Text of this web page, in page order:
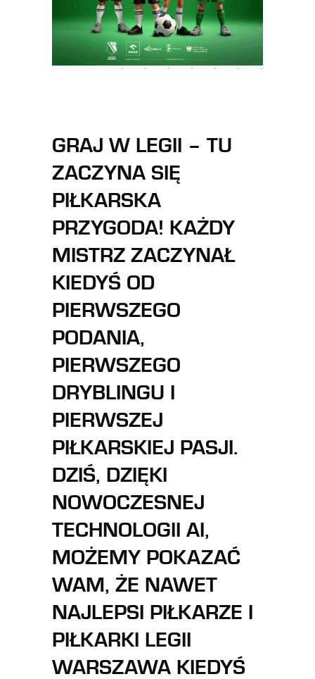
GRAJ W LEGII – TU
ZACZYNA SIĘ
PIŁKARSKA
PRZYGODA! KAŻDY
MISTRZ ZACZYNAŁ
KIEDYŚ OD
PIERWSZEGO
PODANIA,
PIERWSZEGO
DRYBLINGU I
PIERWSZEJ
PIŁKARSKIEJ PASJI.
DZIŚ, DZIĘKI
NOWOCZESNEJ
TECHNOLOGII AI,
MOŻEMY POKAZAĆ
WAM, ŻE NAWET
NAJLEPSI PIŁKARZE I
PIŁKARKI LEGII
WARSZAWA KIEDYŚ